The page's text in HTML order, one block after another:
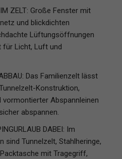
ZELT: Große Fenster mit
und blickdichten
Lüftungsöffnungen
für Licht, Luft und
Das Familienzelt lässt
Konstruktion,
vormontierter Abspannleinen
abspannen.
DABEI: Im
sind Tunnelzelt, Stahlheringe,
mit Tragegriff,